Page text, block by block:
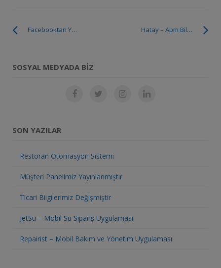
Hatay – Apm Bilgisayar – Atılım Yazılım Bayi
Facebooktan Yeni Güvenlik Önlemleri
SOSYAL MEDYADA BIZ
SON YAZILAR
Restoran Otomasyon Sistemi
Müşteri Panelimiz Yayınlanmıştır
Ticari Bilgilerimiz Değişmiştir
JetSu – Mobil Su Sipariş Uygulaması
Repairist – Mobil Bakım ve Yönetim Uygulaması